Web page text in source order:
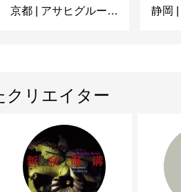
京都
アサヒグループ大山崎山荘美術館
静岡
クリエイター